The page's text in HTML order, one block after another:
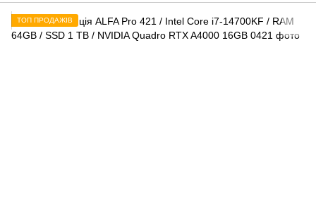
ТОП ПРОДАЖІВ